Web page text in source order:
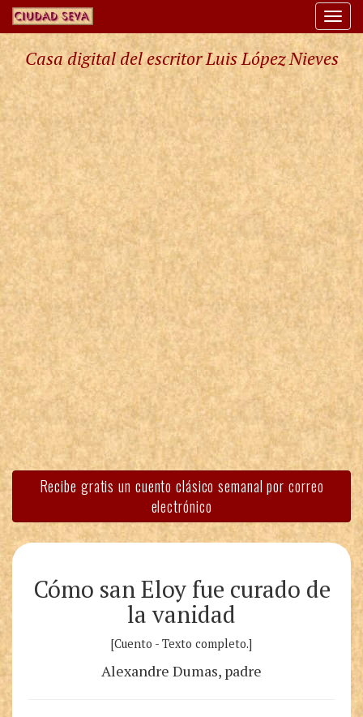
Casa digital del escritor Luis López Nieves
Recibe gratis un cuento clásico semanal por correo
electrónico
Cómo san Eloy fue curado de
la vanidad
[Cuento - Texto completo.]
Alexandre Dumas, padre